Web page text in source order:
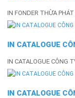
IN FONDER THỪA
IN CATALOGUE
IN CATALOGUE CÔNG
IN CATALOGUE